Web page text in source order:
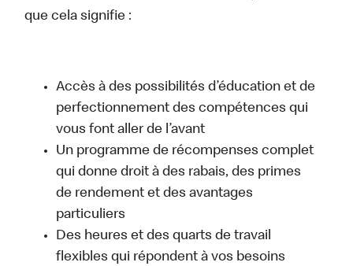
que cela signifie :
Accès à des possibilités d’éducation et de
perfectionnement des compétences qui
vous font aller de l’avant
Un programme de récompenses complet
qui donne droit à des rabais, des primes
de rendement et des avantages
particuliers
Des heures et des quarts de travail
flexibles qui répondent à vos besoins